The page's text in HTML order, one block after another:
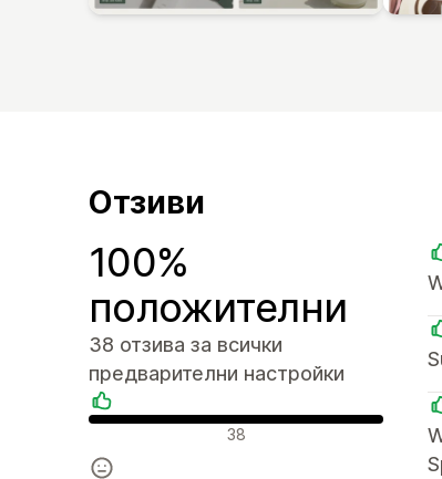
Отзиви
100%
положителни
38 отзива за всички
предварителни настройки
Положителни отзиви
38